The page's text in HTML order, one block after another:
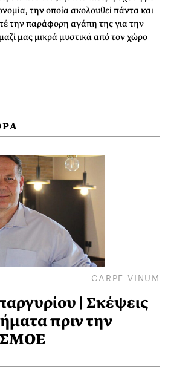
την οποία ακολουθεί πάντα και
την παράφορη αγάπη της για την
μας μικρά μυστικά από τον χώρο
CARPE VINUM
| Σκέψεις
πριν την
ΣΜΟΕ